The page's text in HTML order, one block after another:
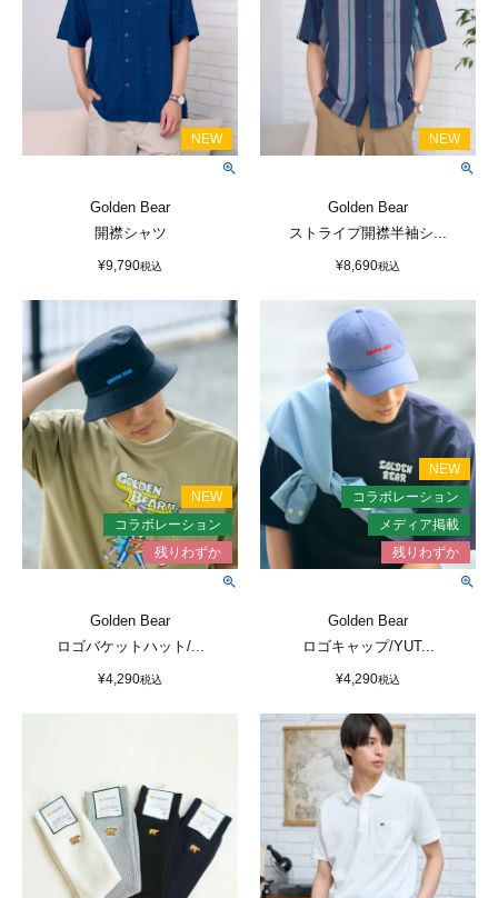
Golden Bear
開襟シャツ
¥9,790税込
Golden Bear
ストライプ開襟半袖シ...
¥8,690税込
Golden Bear
ロゴバケットハット/...
¥4,290税込
Golden Bear
ロゴキャップ/YUT...
¥4,290税込